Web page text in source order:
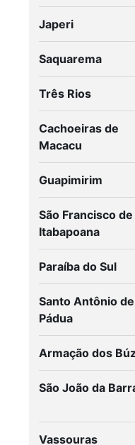
Japeri
Saquarema
Três Rios
Cachoeiras de
Macacu
Guapimirim
São Francisco de
Itabapoana
Paraíba do Sul
Santo Antônio de
Pádua
Armação dos
São João da
Vassouras